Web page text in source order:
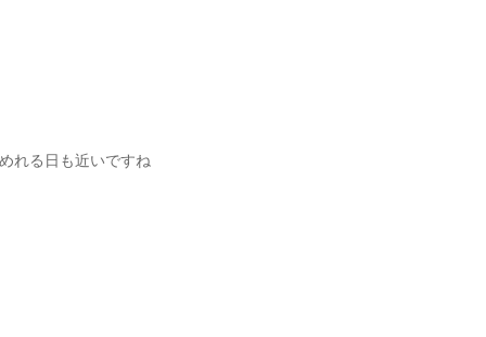
れる日も近いですね